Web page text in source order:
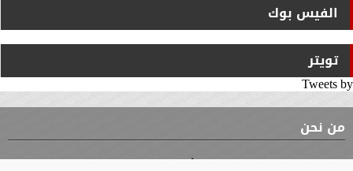
الفيس بوك
تويتر
Tweets by
من نحن